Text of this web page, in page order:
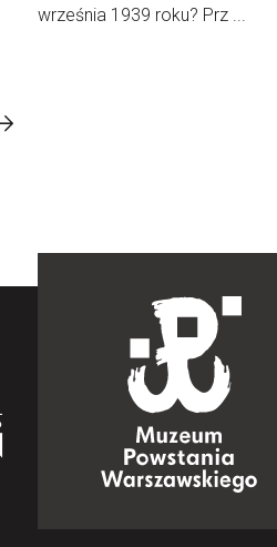
września 1939 roku? Prz ...